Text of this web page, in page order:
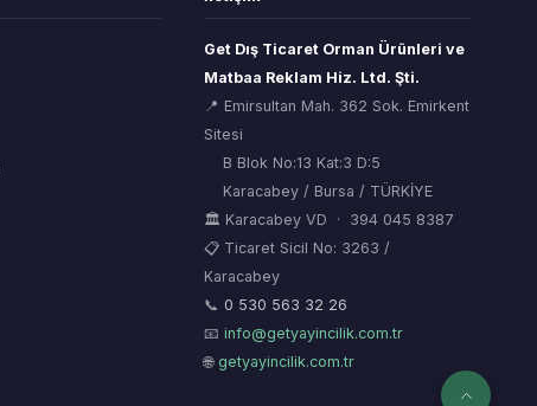
Get Dış Ticaret Orman Ürünleri ve
Matbaa Reklam Hiz. Ltd. Şti.
📍 Emirsultan Mah. 362 Sok. Emirkent
Sitesi
B Blok No:13 Kat:3 D:5
Karacabey / Bursa / TÜRKİYE
🏛 Karacabey VD · 394 045 8387
📋 Ticaret Sicil No: 3263 /
Karacabey
📞 0 530 563 32 26
📧info@getyayincilik.com.tr
🌐 getyayincilik.com.tr
ORSİAD AI
Sektörel Hafıza Asistanı